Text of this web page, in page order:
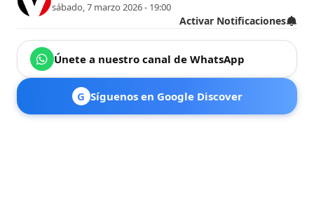
sábado, 7 marzo 2026 - 19:00
Activar Notificaciones
Únete a nuestro canal de WhatsApp
G Síguenos en Google Discover